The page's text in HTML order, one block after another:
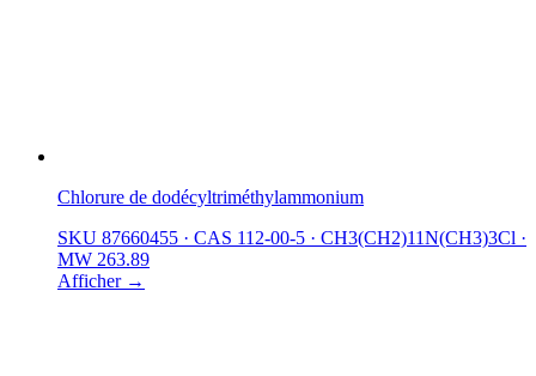
Chlorure de dodécyltriméthylammonium
SKU 87660455 · CAS 112-00-5 · CH3(CH2)11N(CH3)3Cl ·
MW 263.89
Afficher →